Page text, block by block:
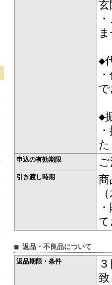
◆
◆
申込の有効期限
引き渡し時期
商
■ 返品・不良品について
返品期限・条件